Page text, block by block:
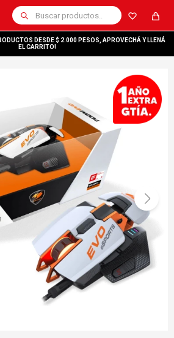
DESDE $ 2.000 PESOS, APROVECHÁ Y LLENÁ
EL CARRITO!